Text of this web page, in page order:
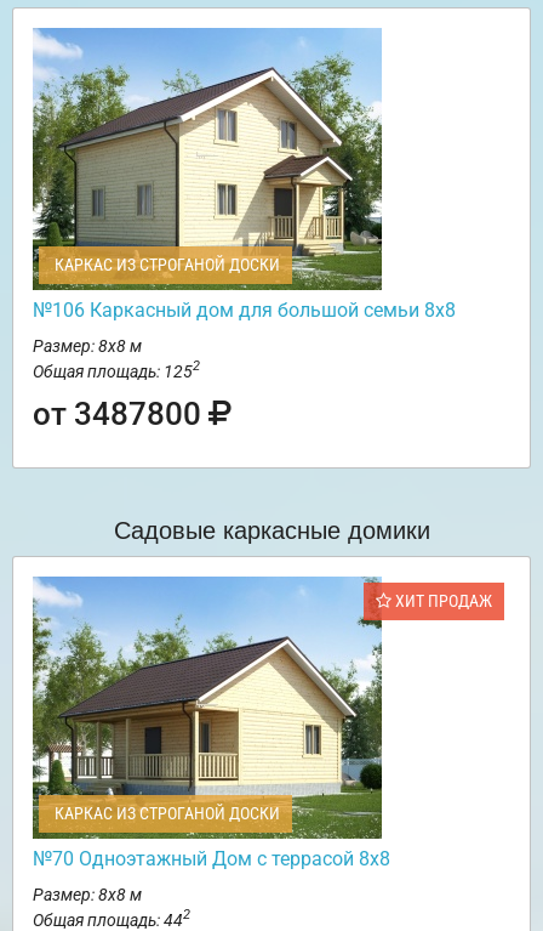
КАРКАС ИЗ СТРОГАНОЙ ДОСКИ
№106 Каркасный дом для большой семьи 8х8
Размер: 8х8 м
Общая площадь: 1252
от 3487800
Садовые каркасные домики
ХИТ ПРОДАЖ
КАРКАС ИЗ СТРОГАНОЙ ДОСКИ
№70 Одноэтажный Дом с террасой 8х8
Размер: 8х8 м
Общая площадь: 442